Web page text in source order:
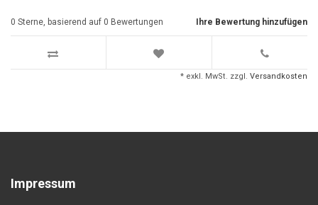
Ihre Bewertung hinzufügen
0 Sterne, basierend auf 0 Bewertungen
* exkl. MwSt. zzgl. Versandkosten
Impressum